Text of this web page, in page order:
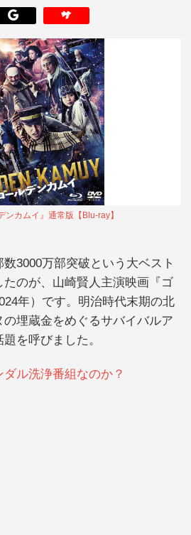
ンカムイ』通常版【Blu-ray】
3000万部突破という大ベスト
のが、山崎賢人主演映画『ゴ
年）です。明治時代末期の北
埋蔵金をめぐるサバイバルア
を呼びました。
ダル洗浄番組なのか？